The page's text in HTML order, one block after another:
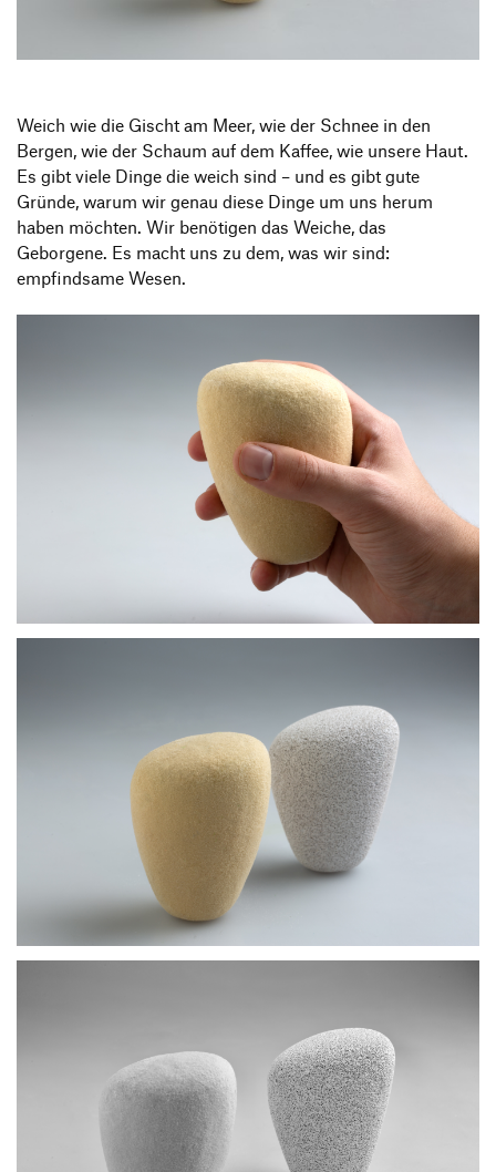
Transfer und Kooperation
Weich wie die Gischt am Meer, wie der Schnee in den
Bergen, wie der Schaum auf dem Kaffee, wie unsere Haut.
Es gibt viele Dinge die weich sind – und es gibt gute
Gründe, warum wir genau diese Dinge um uns herum
haben möchten. Wir benötigen das Weiche, das
Geborgene. Es macht uns zu dem, was wir sind:
empfindsame Wesen.